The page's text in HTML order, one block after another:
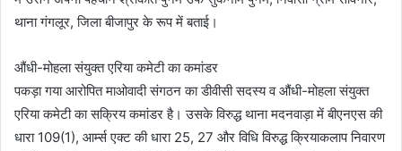
थाना गंगलूर, जिला बीजापुर के रूप में बताई।
औंधी-मोहला संयुक्त एरिया कमेटी का कमांडर
पकड़ा गया आरोपित माओवादी संगठन का डीवीसी सदस्य व औंधी-मोहला संयुक्त
एरिया कमेटी का सक्रिय कमांडर है। उसके विरुद्ध थाना मदनवाड़ा में बीएनएस की
धारा 109(1), आर्म्स एक्ट की धारा 25, 27 और विधि विरुद्ध क्रियाकलाप निवारण